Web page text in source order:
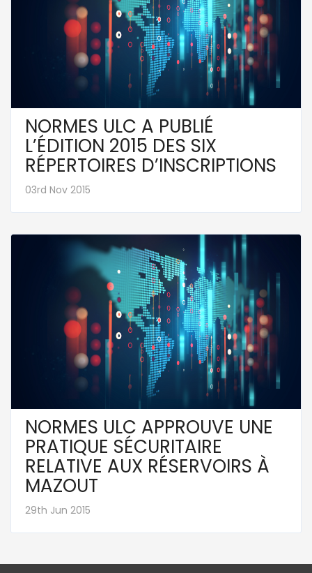
NORMES ULC A PUBLIÉ
L’ÉDITION 2015 DES SIX
RÉPERTOIRES D’INSCRIPTIONS
03rd Nov 2015
NORMES ULC APPROUVE UNE
PRATIQUE SÉCURITAIRE
RELATIVE AUX RÉSERVOIRS À
MAZOUT
29th Jun 2015